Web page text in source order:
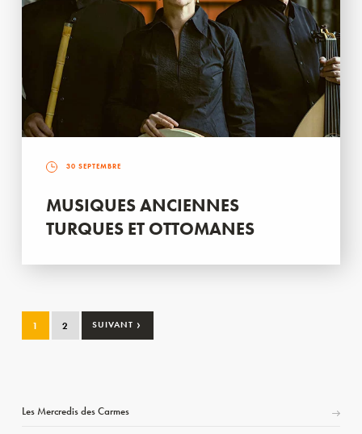
30 SEPTEMBRE
MUSIQUES ANCIENNES
TURQUES ET OTTOMANES
1 2 SUIVANT ›
Les Mercredis des Carmes